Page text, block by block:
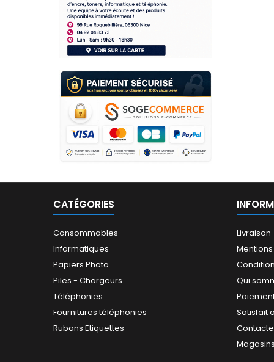
CATÉGORIES
Consommables
Informatiques
Papiers Photo
Piles - Chargeurs
Téléphonies
Fournitures téléphonies
Rubans Etiquettes
Livraison
Qui
Satisfait
Magasins